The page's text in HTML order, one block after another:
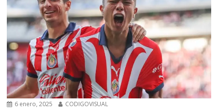
6 enero, 2025 CODIGOVISUAL